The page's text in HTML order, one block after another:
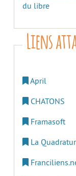
du libre
Liens
April
CHATONS
Framasoft
La